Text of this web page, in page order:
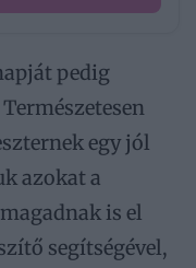
pedig
egy jól
azokat a
is el
segítségével,